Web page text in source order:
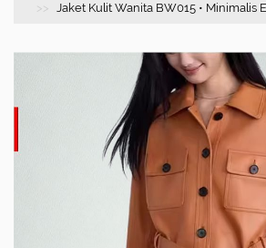
Jaket Kulit Wanita BW015 • Minimalis